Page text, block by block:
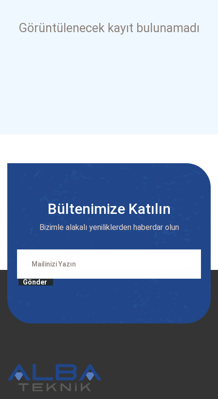
Görüntülenecek kayıt bulunamadı
Bültenimize Katılın
Bizimle alakalı yeniliklerden haberdar olun
Gönder